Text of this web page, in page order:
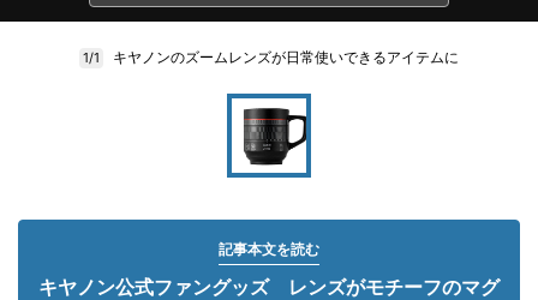
1/1 キヤノンのズームレンズが日常使いできるアイテムに
記事本文を読む
キヤノン公式ファングッズ レンズがモチーフのマグ